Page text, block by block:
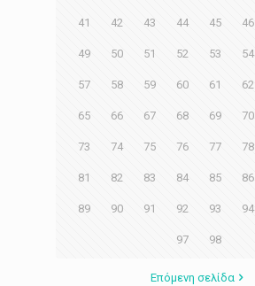
41 42 43 44 45 46
49 50 51 52 53 54
57 58 59 60 61 62
65 66 67 68 69 70
73 74 75 76 77 78
81 82 83 84 85 86
89 90 91 92 93 94
97 98
Επόμενη σελίδα